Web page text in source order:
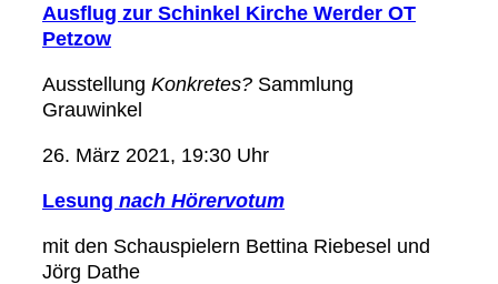
Ausflug zur Schinkel Kirche Werder OT
Petzow
Ausstellung Konkretes? Sammlung
Grauwinkel
26. März 2021, 19:30 Uhr
Lesung nach Hörervotum
mit den Schauspielern Bettina Riebesel und
Jörg Dathe